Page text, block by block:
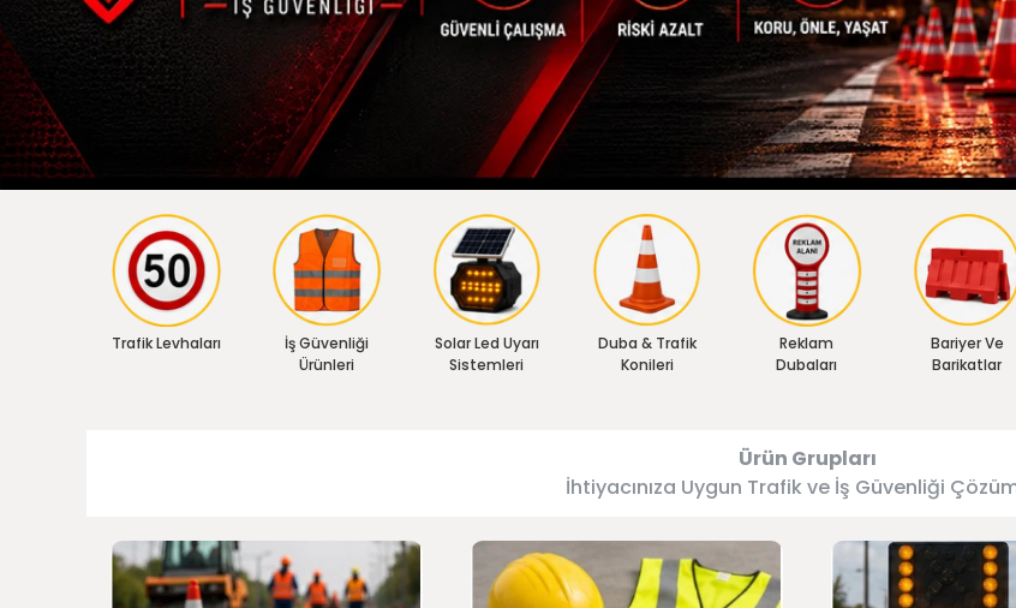
Trafik Levhaları
İş Güvenliği
Ürünleri
Solar Led Uyarı
Sistemleri
Duba & Trafik
Konileri
Reklam
Dubaları
Bariyer Ve
Barikatlar
Ürün Grupları
İhtiyacınıza Uygun Trafik ve İş Güvenliği